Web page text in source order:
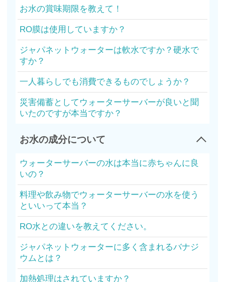
お水の賞味期限を教えて！
RO膜は使用していますか？
ジャパネットウォーターは軟水ですか？硬水で
すか？
一人暮らしでも消費できるものでしょうか？
災害備蓄としてウォーターサーバーが良いと聞
いたのですが本当ですか？
お水の成分について
ウォーターサーバーの水は本当に赤ちゃんに良
いの？
料理や飲み物でウォーターサーバーの水を使う
といいって本当？
RO水との違いを教えてください。
ジャパネットウォーターに多く含まれるバナジ
ウムとは？
加熱処理はされていますか？